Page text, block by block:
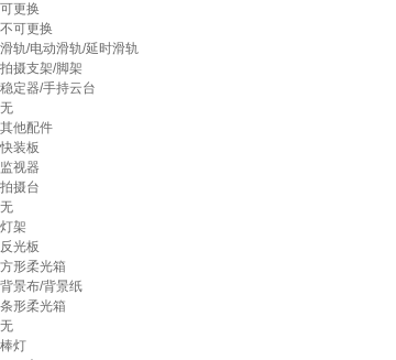
可更换
不可更换
滑轨/电动滑轨/延时滑轨
拍摄支架/脚架
稳定器/手持云台
无
其他配件
快装板
监视器
拍摄台
无
灯架
反光板
方形柔光箱
背景布/背景纸
条形柔光箱
无
棒灯